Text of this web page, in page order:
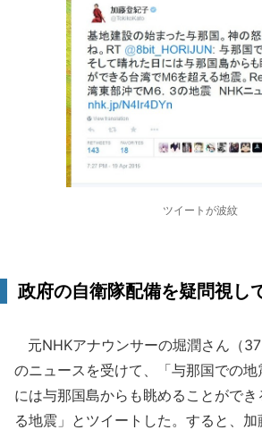
ツイートが波紋
政府の自衛隊配備を疑問視し
元NHKアナウンサーの堀潤さん（
のニュースを受けて、「与那国での
には与那国島からも眺めることができ
る地震」とツイートした。すると、